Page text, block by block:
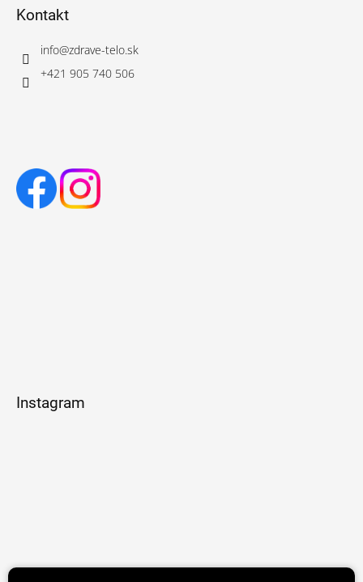
Kontakt
info@zdrave-telo.sk
+421 905 740 506
Instagram